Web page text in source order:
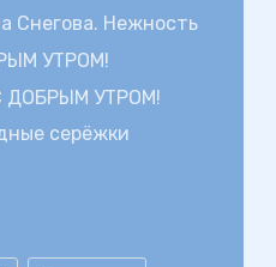
Снегова. Нежность
УТРОМ!
ДОБРЫМ УТРОМ!
серёжки